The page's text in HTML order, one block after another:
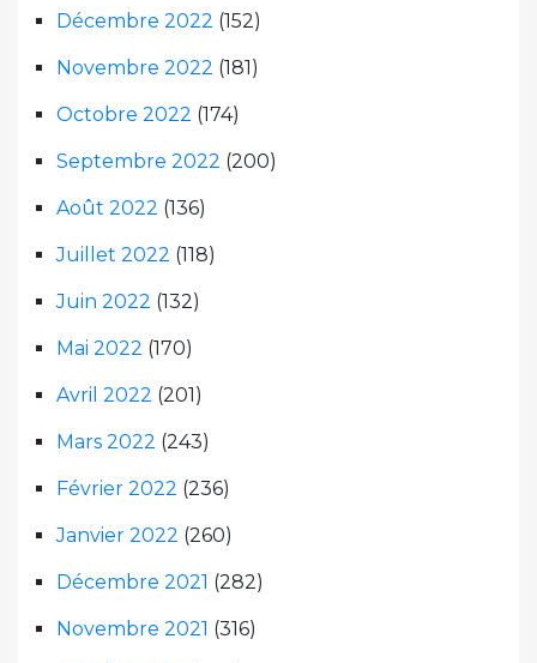
Décembre 2022 (152)
Novembre 2022 (181)
Octobre 2022 (174)
Septembre 2022 (200)
Août 2022 (136)
Juillet 2022 (118)
Juin 2022 (132)
Mai 2022 (170)
Avril 2022 (201)
Mars 2022 (243)
Février 2022 (236)
Janvier 2022 (260)
Décembre 2021 (282)
Novembre 2021 (316)